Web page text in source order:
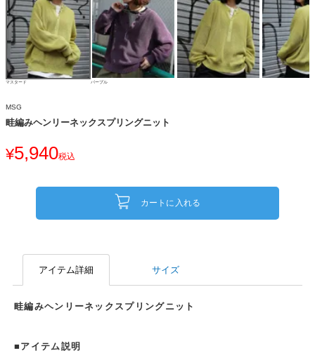
マスタード パープル
MSG
畦編みヘンリーネックスプリングニット
¥5,940税込
カートに入れる
アイテム詳細 サイズ
畦編みヘンリーネックスプリングニット
■アイテム説明